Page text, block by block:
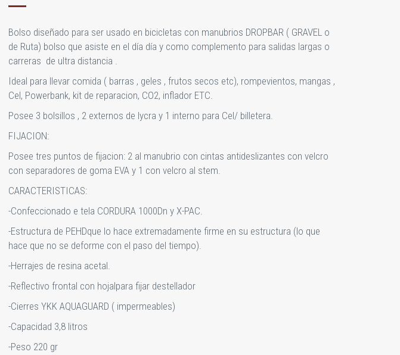
Bolso diseñado para ser usado en bicicletas con manubrios DROPBAR ( GRAVEL o
de Ruta) bolso que asiste en el día día y como complemento para salidas largas o
carreras de ultra distancia .
Ideal para llevar comida ( barras , geles , frutos secos etc), rompevientos, mangas ,
Cel, Powerbank, kit de reparacion, CO2, inflador ETC.
Posee 3 bolsillos , 2 externos de lycra y 1 interno para Cel/ billetera.
FIJACION:
Posee tres puntos de fijacion: 2 al manubrio con cintas antideslizantes con velcro
con separadores de goma EVA y 1 con velcro al stem.
CARACTERISTICAS:
-Confeccionado e tela CORDURA 1000Dn y X-PAC.
-Estructura de PEHDque lo hace extremadamente firme en su estructura (lo que
hace que no se deforme con el paso del tiempo).
-Herrajes de resina acetal.
-Reflectivo frontal con hojalpara fijar destellador
-Cierres YKK AQUAGUARD ( impermeables)
-Capacidad 3,8 litros
-Peso 220 gr